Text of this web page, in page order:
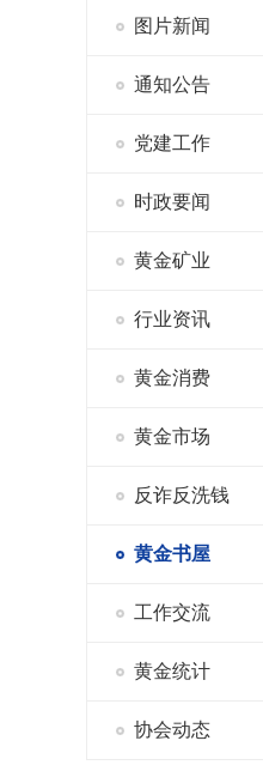
图片新闻
通知公告
党建工作
时政要闻
黄金矿业
行业资讯
黄金消费
黄金市场
反诈反洗钱
黄金书屋
工作交流
黄金统计
协会动态